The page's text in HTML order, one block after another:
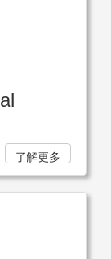
了解更多